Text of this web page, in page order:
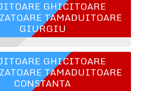
GHICITOARE
TAMADUITOARE
GIURGIU
GHICITOARE
TAMADUITOARE
CONSTANTA